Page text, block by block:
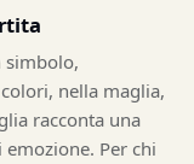
simbolo,
nella maglia,
racconta una
Per chi